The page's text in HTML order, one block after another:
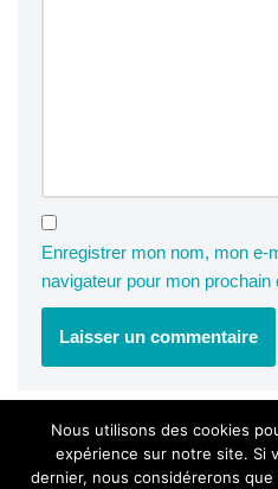
Enregistrer mon nom, mon e-
navigateur pour mon prochain
Nous utilisons des cookies
expérience sur notre site. Si
dernier, nous considérerons